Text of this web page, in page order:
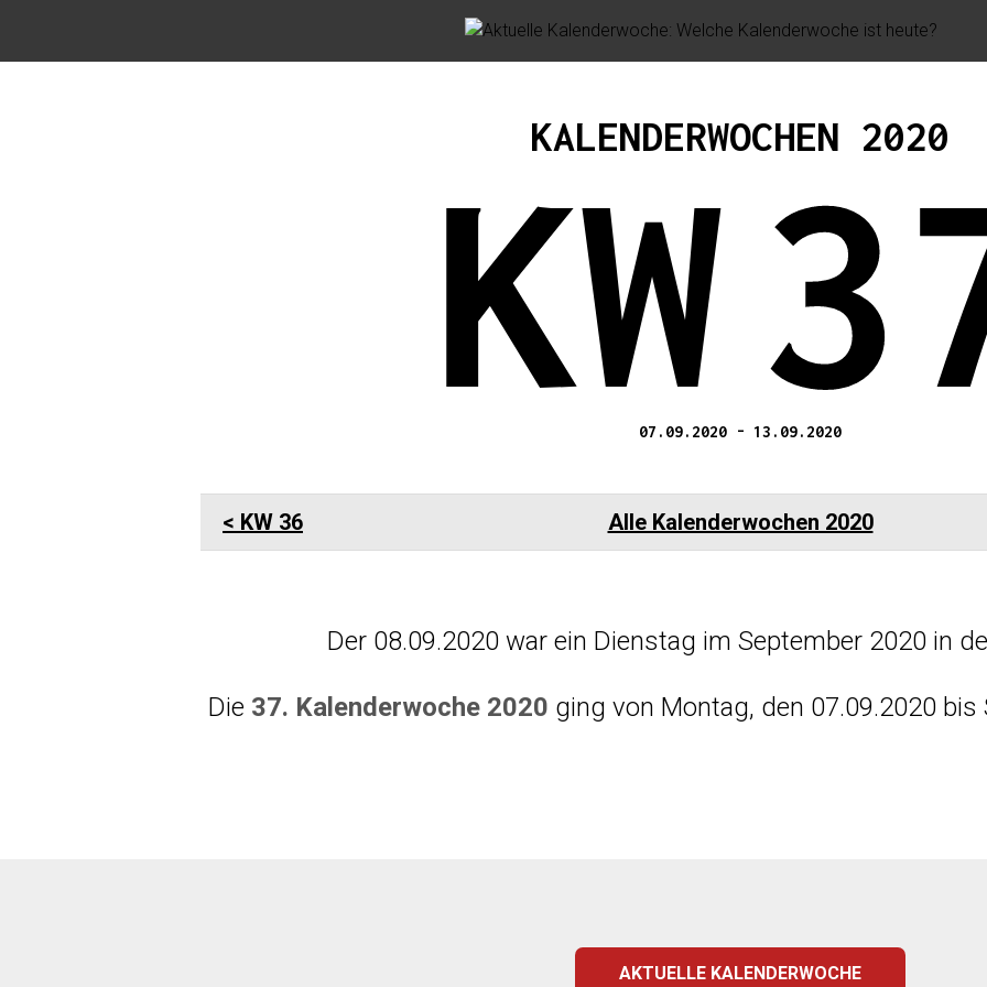
KALENDERWOCHEN 2020
KW
07.09.2020 - 13.09.2020
KW 36 Alle Kalenderwochen 2020
Der 08.09.2020 war ein Dienstag im September 2020 in
Die 37. Kalenderwoche 2020 ging von Montag, den 07.09.2020 bis
AKTUELLE KALENDERWOCHE